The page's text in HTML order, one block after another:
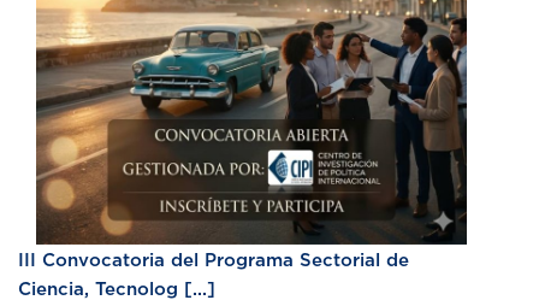
III Convocatoria del Programa Sectorial de
Ciencia, Tecnolog [...]